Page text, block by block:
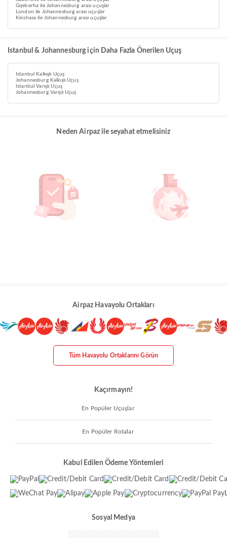
Gqeberha ile Johannesburg arası uçuşlar
London ile Johannesburg arası uçuşlar
Kinshasa ile Johannesburg arası uçuşlar
Istanbul & Johannesburg için Daha Fazla Önerilen Uçuş
Istanbul Kalkışlı Uçuş
Johannesburg Kalkışlı Uçuş
Istanbul Varışlı Uçuş
Johannesburg Varışlı Uçuş
Neden Airpaz ile seyahat etmelisiniz
Airpaz Havayolu Ortakları
Tüm Havayolu Ortaklarını Görün
Kaçırmayın!
En Popüler Uçuşlar
En Popüler Rotalar
Kabul Edilen Ödeme Yöntemleri
Sosyal Medya